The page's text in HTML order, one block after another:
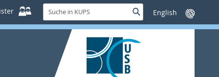
Suche
in
KUPS
SucheSprache
wechseln